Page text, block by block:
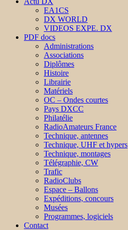
EA1CS
DX WORLD
VIDEOS EXPE. DX
PDF docs
Administrations
Associations
Diplômes
Histoire
Librairie
Matériels
OC – Ondes courtes
Pays DXCC
Philatélie
RadioAmateurs France
Technique, antennes
Technique, UHF et hypers
Technique, montages
Télégraphie, CW
Trafic
RadioClubs
Espace – Ballons
Expéditions, concours
Musées
Programmes, logiciels
Contact